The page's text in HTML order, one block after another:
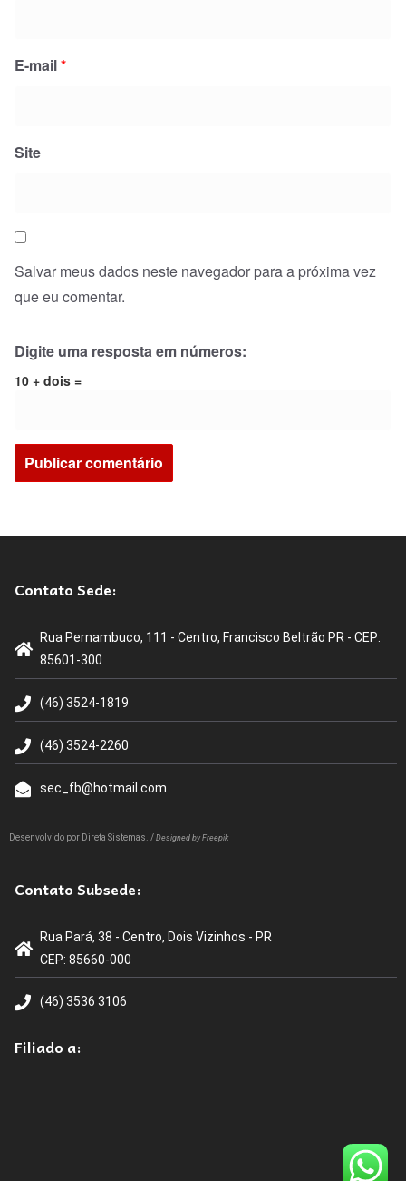
E-mail*
Site
Salvar meus dados neste navegador para a próxima vez
que eu comentar.
Digite uma resposta em números:
10 + dois =
Contato Sede:
Rua Pernambuco, 111 - Centro, Francisco Beltrão PR - CEP:
85601-300
(46) 3524-1819
(46) 3524-2260
sec_fb@hotmail.com
Desenvolvido por Direta Sistemas . / Designed by Freepik
Contato Subsede:
Rua Pará, 38 - Centro, Dois Vizinhos - PR
CEP: 85660-000
(46) 3536 3106
Filiado a: